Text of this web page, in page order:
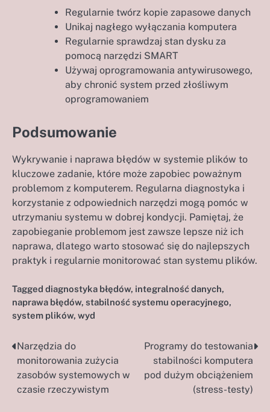
Regularnie twórz kopie zapasowe danych
Unikaj nagłego wyłączania komputera
Regularnie sprawdzaj stan dysku za
pomocą narzędzi SMART
Używaj oprogramowania antywirusowego,
aby chronić system przed złośliwym
oprogramowaniem
Podsumowanie
Wykrywanie i naprawa błędów w systemie plików to
kluczowe zadanie, które może zapobiec poważnym
problemom z komputerem. Regularna diagnostyka i
korzystanie z odpowiednich narzędzi mogą pomóc w
utrzymaniu systemu w dobrej kondycji. Pamiętaj, że
zapobieganie problemom jest zawsze lepsze niż ich
naprawa, dlatego warto stosować się do najlepszych
praktyk i regularnie monitorować stan systemu plików.
Tagged diagnostyka błędów, integralność danych,
naprawa błędów, stabilność systemu operacyjnego,
system plików, wyd
Nawigacja
wpisu
Narzędzia do
monitorowania zużycia
zasobów systemowych w
czasie rzeczywistym
Programy do testowania
stabilności komputera
pod dużym obciążeniem
(stress-testy)